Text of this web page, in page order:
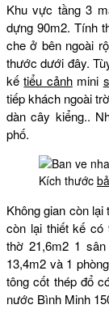
Khu vực tầng 3
dựng 90m2. Tính
che ở bên ngoài
thước dưới đây.
kếtiểu cảnhmini
tiếp khách ngoài
dàn cây kiểng..
phố.
Kích thước
Không gian còn lại
còn lại thiết kế có
thờ 21,6m2 1
13,4m2 và 1
tông cốt thép đổ
nước Bình Minh